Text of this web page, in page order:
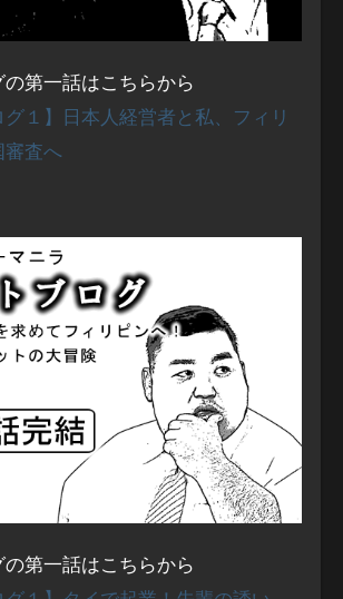
第一話はこちらから
グ１】日本人経営者と私、フィリ
審査へ
第一話はこちらから